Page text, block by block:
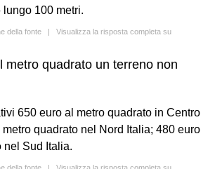
100 metri.
della fonte | Visualizza la risposta completa su
metro quadrato un terreno non
650 euro al metro quadrato in Centro
metro quadrato nel Nord Italia; 480 euro
nel Sud Italia.
della fonte | Visualizza la risposta completa su